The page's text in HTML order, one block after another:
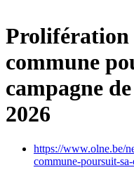
Prolifération
commune
campagne
2026
https://www.olne.be/
commune-poursuit-